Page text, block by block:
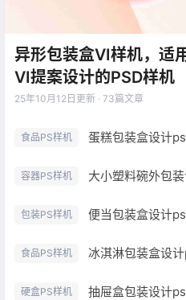
异形包装盒VI样机，适
VI提案设计的PSD样机
25年10月12日 更新 · 73篇文章
食品PS样机 蛋糕包装盒设计
容器PS样机 大小塑料碗外包
包装PS样机 便当包装盒设计
食品PS样机 冰淇淋包装盒设
硬盒PS样机 抽屉盒包装设计